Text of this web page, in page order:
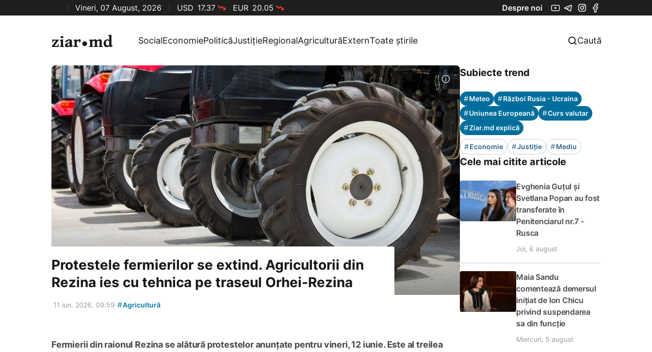
Vineri, 07 August, 2026 USD 17.37 EUR 20.05 Despre noi
SocialEconomiePoliticăJustițieRegionalAgriculturăExternToate știrile Caută
Protestele fermierilor se extind. Agricultorii din
Rezina ies cu tehnica pe traseul Orhei-Rezina
11 iun. 2026, 09:59 #Agricultură
Fermierii din raionul Rezina se alătură protestelor anunțate pentru vineri, 12 iunie. Este al treilea
Subiecte trend
#Meteo #Război Rusia - Ucraina
#Uniunea Europeană #Curs valutar
#Ziar.md explică
#Economie #Justiție #Mediu
Cele mai citite articole
Evghenia Guțul și
Svetlana Popan au fost
transferate în
Penitenciarul nr.7 -
Rusca
Joi, 6 august
Maia Sandu
comentează demersul
inițiat de Ion Chicu
privind suspendarea
sa din funcție
Miercuri, 5 august